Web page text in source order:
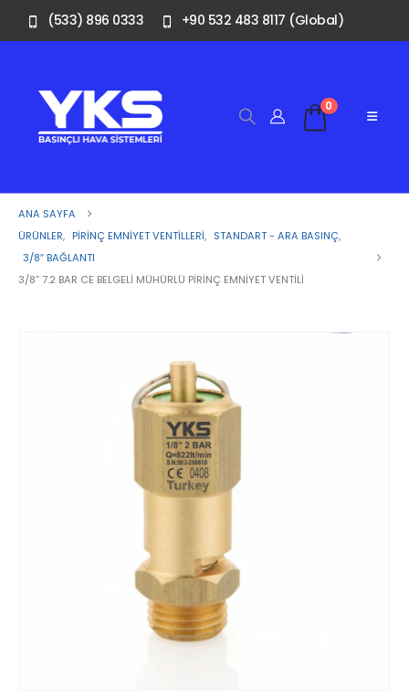
(533) 896 0333 +90 532 483 8117 (Global)
0
ANA SAYFA
ÜRÜNLER, PIRINÇ EMNIYET VENTILLERI, STANDART - ARA BASINÇ,
3/8″ BAĞLANTI
3/8” 7.2 BAR CE BELGELI MÜHÜRLÜ PIRINÇ EMNIYET VENTILI